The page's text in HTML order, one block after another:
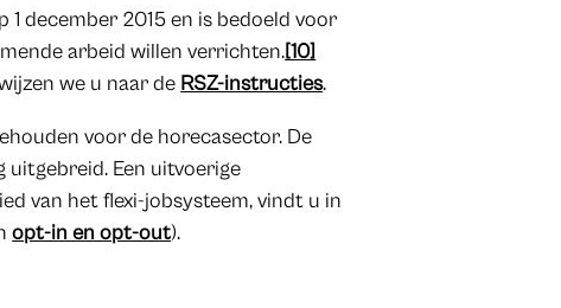
december 2015 en is bedoeld voor
arbeid willen verrichten.[10]
we u naar de RSZ-instructies.
voor de horecasector. De
Een uitvoerige
van het flexi-jobsysteem, vindt u in
opt-in en opt-out).